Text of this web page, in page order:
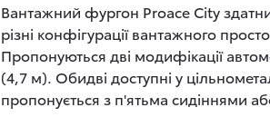
Вантажний фургон Proace City
різні конфігурації вантажного
Пропонуються дві модифікації
(4,7 м). Обидві доступні у
пропонується з п'ятьма сидіннями